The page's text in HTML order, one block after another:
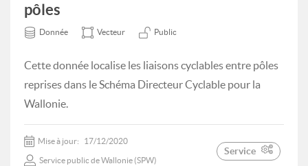
pôles
Donnée Vecteur Public
Cette donnée localise les liaisons cyclables entre pôles
reprises dans le Schéma Directeur Cyclable pour la
Wallonie.
Mise à jour: 17/12/2020
Service public de Wallonie (SPW)
Service